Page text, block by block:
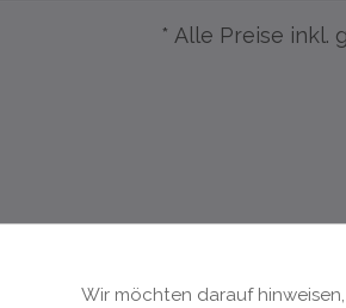
* Alle Preise inkl.
Wir möchten darauf